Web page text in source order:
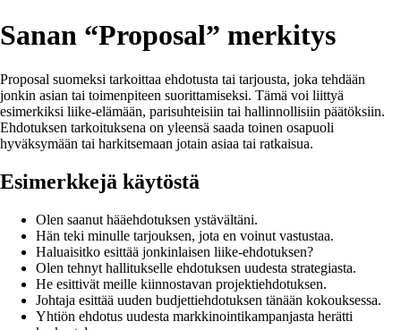
Sanan “Proposal” merkitys
Proposal suomeksi tarkoittaa ehdotusta tai tarjousta, joka tehdään
jonkin asian tai toimenpiteen suorittamiseksi. Tämä voi liittyä
esimerkiksi liike-elämään, parisuhteisiin tai hallinnollisiin päätöksiin.
Ehdotuksen tarkoituksena on yleensä saada toinen osapuoli
hyväksymään tai harkitsemaan jotain asiaa tai ratkaisua.
Esimerkkejä käytöstä
Olen saanut hääehdotuksen ystävältäni.
Hän teki minulle tarjouksen, jota en voinut vastustaa.
Haluaisitko esittää jonkinlaisen liike-ehdotuksen?
Olen tehnyt hallitukselle ehdotuksen uudesta strategiasta.
He esittivät meille kiinnostavan projektiehdotuksen.
Johtaja esittää uuden budjettiehdotuksen tänään kokouksessa.
Yhtiön ehdotus uudesta markkinointikampanjasta herätti